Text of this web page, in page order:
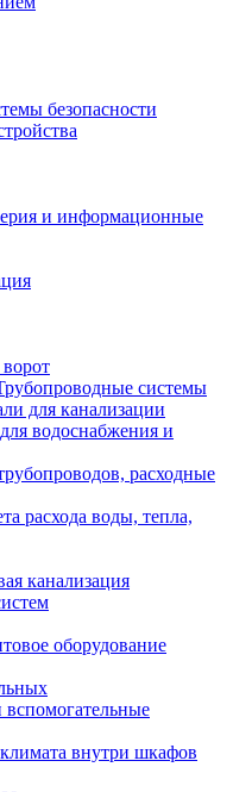
безопасности
и информационные
системы
для канализации
водоснабжения и
расходные
расхода воды, тепла,
канализация
оборудование
внутри шкафов